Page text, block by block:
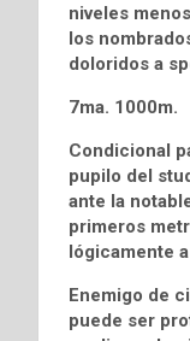
niveles
los
doloridos a
7ma. 1000m.
Condicional
pupilo del
ante la
primeros
lógicamente
Enemigo de
puede ser